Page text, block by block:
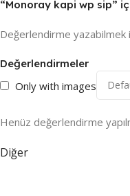
Değerlendirmeler
Only with images
Henüz değerlendirme
“Monoray kapi wp sip”
Değerlendirme yazabilmek
Diğer